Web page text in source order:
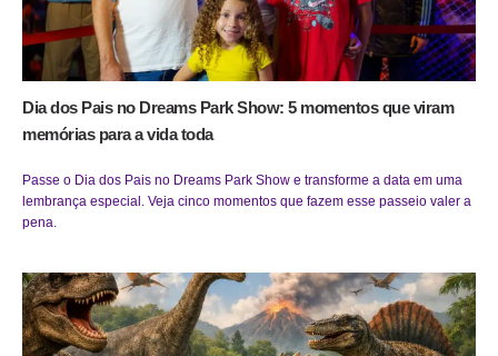
Dia dos Pais no Dreams Park Show: 5 momentos que viram
memórias para a vida toda
Passe o Dia dos Pais no Dreams Park Show e transforme a data em uma
lembrança especial. Veja cinco momentos que fazem esse passeio valer a
pena.